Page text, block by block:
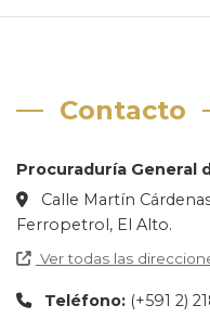
Contacto
Procuraduría General
Calle Martín
Ferropetrol, El Alto.
Ver todas las
Teléfono: (+591 2)